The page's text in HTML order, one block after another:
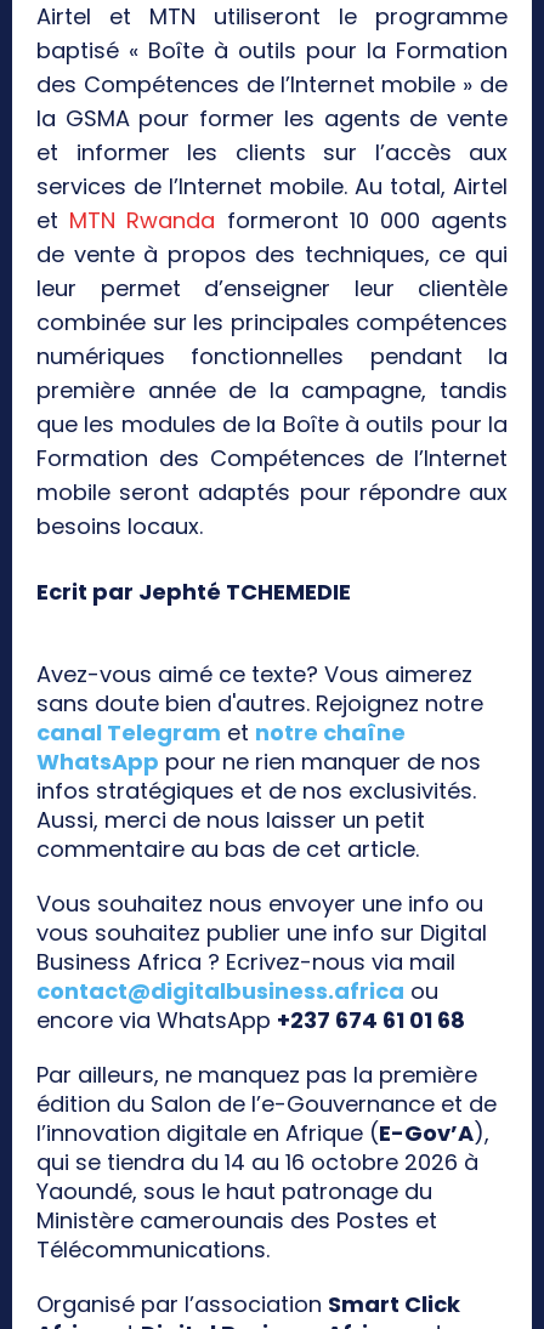
Airtel et MTN utiliseront le programme
baptisé « Boîte à outils pour la Formation
des Compétences de l’Internet mobile » de
la GSMA pour former les agents de vente
et informer les clients sur l’accès aux
services de l’Internet mobile. Au total, Airtel
et MTN Rwanda formeront 10 000 agents
de vente à propos des techniques, ce qui
leur permet d’enseigner leur clientèle
combinée sur les principales compétences
numériques fonctionnelles pendant la
première année de la campagne, tandis
que les modules de la Boîte à outils pour la
Formation des Compétences de l’Internet
mobile seront adaptés pour répondre aux
besoins locaux.
Ecrit par Jephté TCHEMEDIE
Avez-vous aimé ce texte? Vous aimerez
sans doute bien d'autres. Rejoignez notre
canal Telegram et notre chaîne
WhatsApp pour ne rien manquer de nos
infos stratégiques et de nos exclusivités.
Aussi, merci de nous laisser un petit
commentaire au bas de cet article.
Vous souhaitez nous envoyer une info ou
vous souhaitez publier une info sur Digital
Business Africa ? Ecrivez-nous via mail
contact@digitalbusiness.africa ou
encore via WhatsApp +237 674 61 01 68
Par ailleurs, ne manquez pas la première
édition du Salon de l’e-Gouvernance et de
l’innovation digitale en Afrique (E-Gov’A),
qui se tiendra du 14 au 16 octobre 2026 à
Yaoundé, sous le haut patronage du
Ministère camerounais des Postes et
Télécommunications.
Organisé par l’association Smart Click